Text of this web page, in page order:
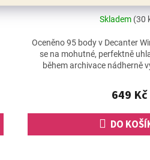
Skladem (30
649 Kč
DO
Oceněno 95 body v Decanter
se na mohutné, perfektně
během archivace nádherně